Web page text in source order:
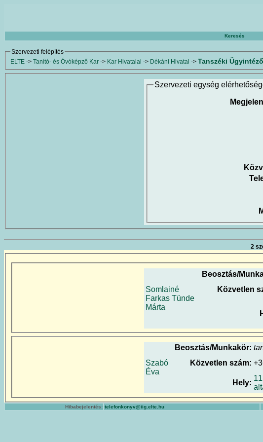
Keresés
Szervezeti felépítés
ELTE -> Tanító- és Óvóképző Kar -> Kar Hivatalai -> Dékáni Hivatal -> Tanszéki
Szervezeti egység
2
Somlainé
Farkas Tünde
Márta
Beosztás/
Közvetlen
Szabó
Éva
Beosztás/Munkakör:
Közvetlen szám:
Hely:
Hibabejelentés: telefonkonyv@iig.elte.hu